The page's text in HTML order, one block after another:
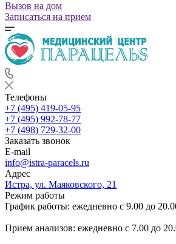
Вызов на дом
Записаться на прием
Телефоны
+7 (495) 419-05-95
+7 (495) 992-78-77
+7 (498) 729-32-00
Заказать звонок
E-mail
info@istra-paracels.ru
Адрес
Истра, ул. Маяковского, 21
Режим работы
График работы: ежедневно с 9.00 до
Прием анализов: ежедневно с 7.00 до